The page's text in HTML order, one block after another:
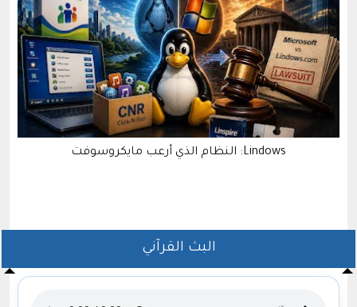
Lindows: النظام الذي أرعب مايكروسوفت
البث القرآني